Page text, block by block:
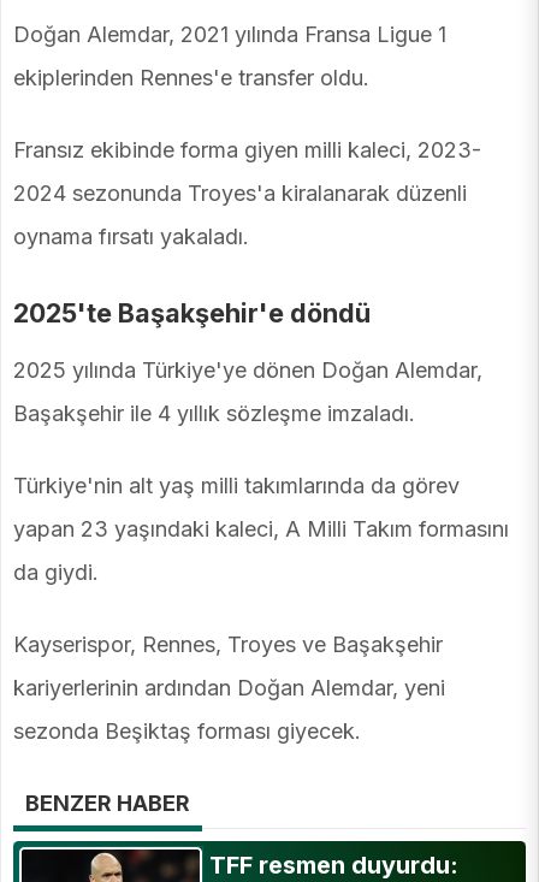
Doğan Alemdar, 2021 yılında Fransa Ligue 1
ekiplerinden Rennes'e transfer oldu.
Fransız ekibinde forma giyen milli kaleci, 2023-
2024 sezonunda Troyes'a kiralanarak düzenli
oynama fırsatı yakaladı.
2025'te Başakşehir'e döndü
2025 yılında Türkiye'ye dönen Doğan Alemdar,
Başakşehir ile 4 yıllık sözleşme imzaladı.
Türkiye'nin alt yaş milli takımlarında da görev
yapan 23 yaşındaki kaleci, A Milli Takım formasını
da giydi.
Kayserispor, Rennes, Troyes ve Başakşehir
kariyerlerinin ardından Doğan Alemdar, yeni
sezonda Beşiktaş forması giyecek.
BENZER HABER
TFF resmen duyurdu: